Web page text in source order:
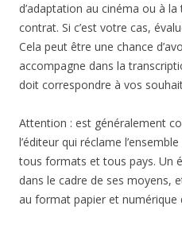
d’adaptation au cinéma ou à
contrat. Si c’est votre cas,
Cela peut être une chance
accompagne dans la
doit correspondre à vos
Attention : est généralement
l’éditeur qui réclame
tous formats et tous pays. Un
dans le cadre de ses moyens,
au format papier et numérique